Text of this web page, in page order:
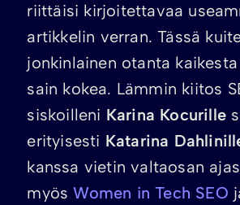
riittäisi kirjoitettavaa
artikkelin verran. Tässä
jonkinlainen otanta
sain kokea. Lämmin kiitos
siskoilleni Karina Kocurille
erityisesti Katarina
kanssa vietin valtaosan
myösWomen in Tech SEO